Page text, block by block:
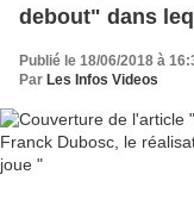
debout" dans
Publié le 18/06/2018 à
Par Les Infos Videos